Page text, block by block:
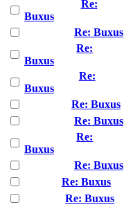
Re:
Buxus
Re: Buxus
Re:
Buxus
Re:
Buxus
Re: Buxus
Re: Buxus
Re:
Buxus
Re: Buxus
Re: Buxus
Re: Buxus